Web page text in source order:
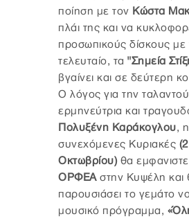
ποίηση με τον Κώστα
πλάι της και να
προσωπικούς δίσκους με
τελευταίο, τα "Σημεία
βγαίνει και σε δεύτερη
Ο λόγος για την
ερμηνεύτρια και
Πολυξένη Καράκογλου,
συνεχόμενες Κυριακές
Οκτωβρίου)θα
ΟΡΦΕΑ στην Κυψέλη και
παρουσιάσει το γεμάτο
μουσικό πρόγραμμα,